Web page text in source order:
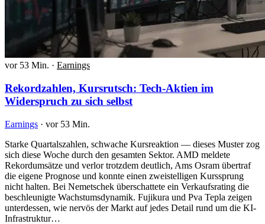
vor 53 Min. · Earnings
Rekordzahlen, Kursrutsch: Tech-Aktien im
Widerspruch zu sich selbst
Earnings · vor 53 Min.
Starke Quartalszahlen, schwache Kursreaktion — dieses Muster zog
sich diese Woche durch den gesamten Sektor. AMD meldete
Rekordumsätze und verlor trotzdem deutlich, Ams Osram übertraf
die eigene Prognose und konnte einen zweistelligen Kurssprung
nicht halten. Bei Nemetschek überschattete ein Verkaufsrating die
beschleunigte Wachstumsdynamik. Fujikura und Pva Tepla zeigen
unterdessen, wie nervös der Markt auf jedes Detail rund um die KI-
Infrastruktur…